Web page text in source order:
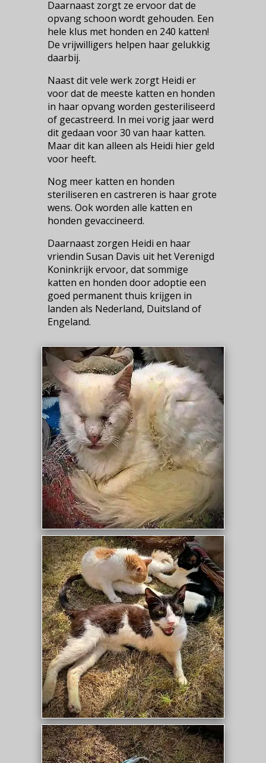
Daarnaast zorgt ze ervoor dat de
opvang schoon wordt gehouden. Een
hele klus met honden en 240 katten!
De vrijwilligers helpen haar gelukkig
daarbij.
Naast dit vele werk zorgt Heidi er
voor dat de meeste katten en honden
in haar opvang worden gesteriliseerd
of gecastreerd. In mei vorig jaar werd
dit gedaan voor 30 van haar katten.
Maar dit kan alleen als Heidi hier geld
voor heeft.
Nog meer katten en honden
steriliseren en castreren is haar grote
wens. Ook worden alle katten en
honden gevaccineerd.
Daarnaast zorgen Heidi en haar
vriendin Susan Davis uit het Verenigd
Koninkrijk ervoor, dat sommige
katten en honden door adoptie een
goed permanent thuis krijgen in
landen als Nederland, Duitsland of
Engeland.